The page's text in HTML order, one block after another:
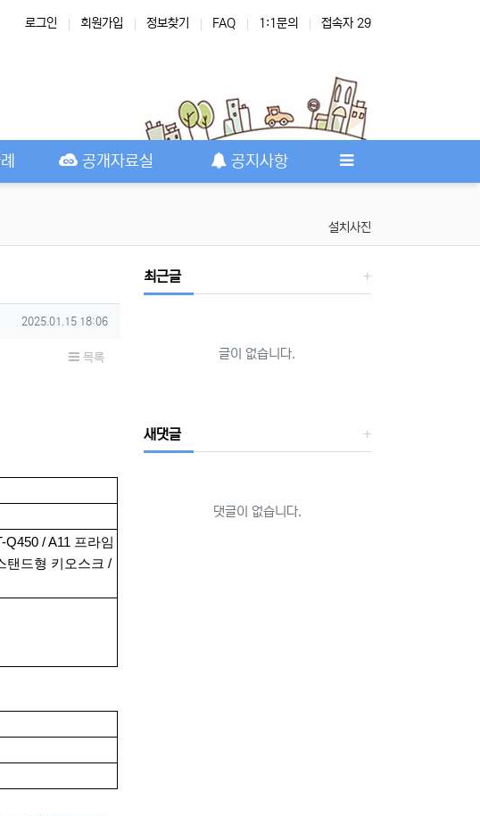
로그인 회원가입 정보찾기 FAQ 1:1문의 접속자 29
공개자료실 공지사항
설치사진
작성일
2025.01.15 18:06
목록
/ A11 프라임
탠드형 키오스크 /
최근글
글이 없습니다.
새댓글
댓글이 없습니다.